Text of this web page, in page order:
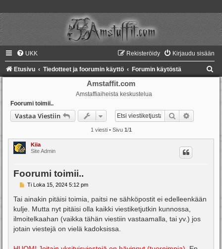
UKK Kirjaudu sisään
Rekisteröidy
Etusivu Tiedotteet ja foorumin käyttö Forumin käytöstä
Amstaffit.com
Amstaffiaiheista keskustelua
Foorumi toimii..
Vastaa Viestiin Etsi
1 viesti • Sivu 1/1
Kiia
Site Admin
Foorumi toimii..
V
e
t
Ti Loka 15, 2024 5:12 pm
Tai ainakin pitäisi toimia, paitsi ne sähköpostit ei edelleenkään
kulje. Mutta nyt pitäisi olla kaikki viestiketjutkin kunnossa,
ilmoitelkaahan (vaikka tähän viestiin vastaamalla, tai yv.) jos
jotain viestejä on vielä kadoksissa.